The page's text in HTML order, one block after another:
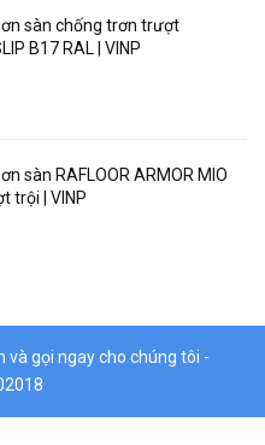
sàn chống trơn trượt
B17 RAL | VINP
sàn RAFLOOR ARMOR MIO
trội | VINP
và gọi ngay cho chúng tôi -